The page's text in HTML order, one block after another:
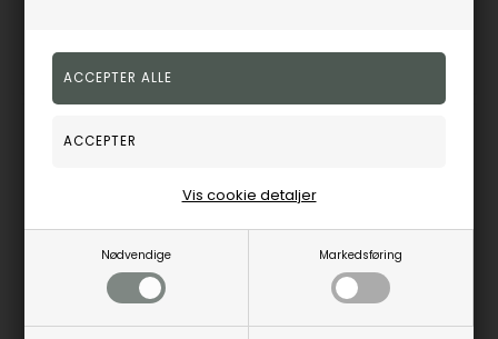
Nødvendige Markedsføring
Vis cookie detaljer
1-3 hverdage
25%